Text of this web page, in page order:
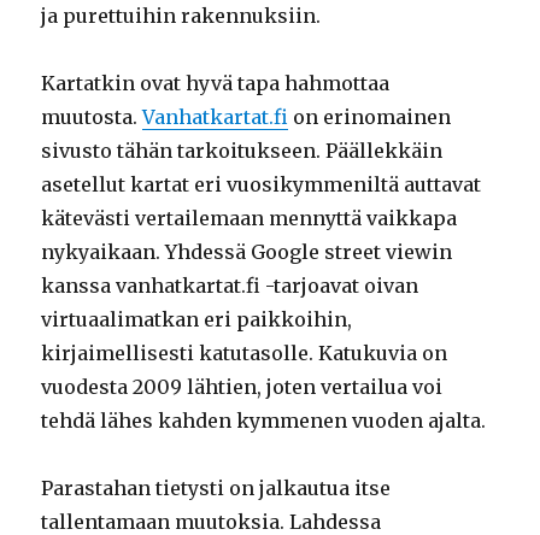
ja purettuihin rakennuksiin.
Kartatkin ovat hyvä tapa hahmottaa
muutosta.Vanhatkartat.fi on erinomainen
sivusto tähän tarkoitukseen. Päällekkäin
asetellut kartat eri vuosikymmeniltä auttavat
kätevästi vertailemaan mennyttä vaikkapa
nykyaikaan. Yhdessä Google street viewin
kanssa vanhatkartat.fi -tarjoavat oivan
virtuaalimatkan eri paikkoihin,
kirjaimellisesti katutasolle. Katukuvia on
vuodesta 2009 lähtien, joten vertailua voi
tehdä lähes kahden kymmenen vuoden ajalta.
Parastahan tietysti on jalkautua itse
tallentamaan muutoksia. Lahdessa